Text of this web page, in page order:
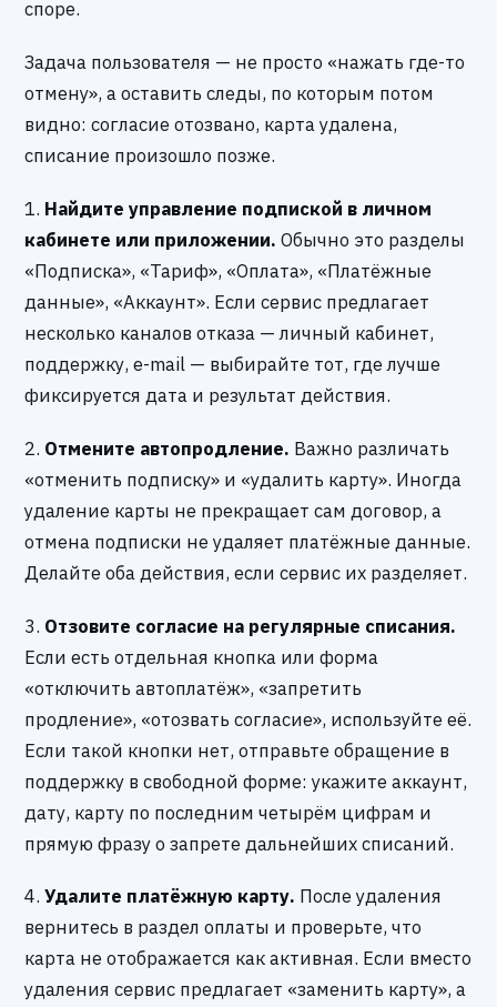
споре.
Задача пользователя — не просто «нажать где-то
отмену», а оставить следы, по которым потом
видно: согласие отозвано, карта удалена,
списание произошло позже.
1. Найдите управление подпиской в личном
кабинете или приложении. Обычно это разделы
«Подписка», «Тариф», «Оплата», «Платёжные
данные», «Аккаунт». Если сервис предлагает
несколько каналов отказа — личный кабинет,
поддержку, e-mail — выбирайте тот, где лучше
фиксируется дата и результат действия.
2. Отмените автопродление. Важно различать
«отменить подписку» и «удалить карту». Иногда
удаление карты не прекращает сам договор, а
отмена подписки не удаляет платёжные данные.
Делайте оба действия, если сервис их разделяет.
3. Отзовите согласие на регулярные списания.
Если есть отдельная кнопка или форма
«отключить автоплатёж», «запретить
продление», «отозвать согласие», используйте её.
Если такой кнопки нет, отправьте обращение в
поддержку в свободной форме: укажите аккаунт,
дату, карту по последним четырём цифрам и
прямую фразу о запрете дальнейших списаний.
4. Удалите платёжную карту. После удаления
вернитесь в раздел оплаты и проверьте, что
карта не отображается как активная. Если вместо
удаления сервис предлагает «заменить карту», а